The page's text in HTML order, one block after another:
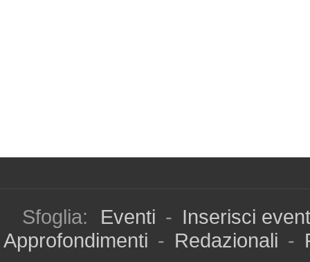
Sfoglia: Eventi - Inserisci
Approfondimenti - Redazionali -